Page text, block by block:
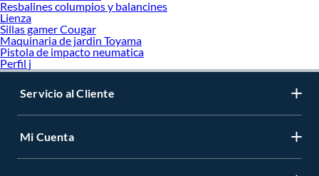
Resbalines columpios y balancines
Lienza
Sillas gamer Cougar
Maquinaria de jardin Toyama
Pistola de impacto neumatica
Perfil j
Servicio al Cliente
Mi Cuenta